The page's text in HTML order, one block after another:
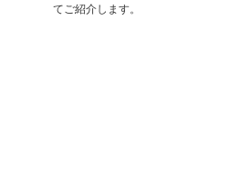
てご紹介します。